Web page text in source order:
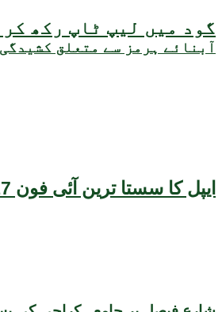
گود میں لیپ ٹاپ رکھ
ایپل کا سستا ترین آئی فون 17 ای فروری 2026 میں متعارف ہونے کا امکان، قیمت بھی سامنے آگئی
آبنائے ہرمز سے متعلق